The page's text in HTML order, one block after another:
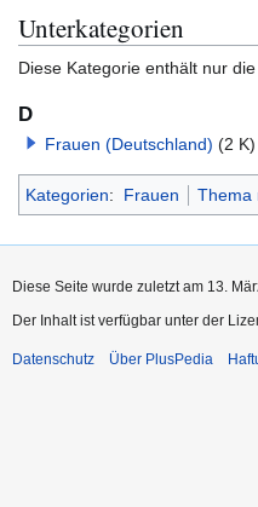
Zur
Navigation
springen
Zur
Suche
springen
Unterkategorien
Diese Kategorie enthält nur
D
Frauen (Deutschland) (2 K)
Kategorien: Frauen Thema
Diese Seite wurde zuletzt am 13.
Der Inhalt ist verfügbar unter der
Datenschutz Über PlusPedia